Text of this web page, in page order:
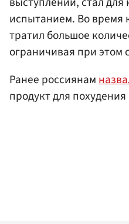
испытанием. Во время
тратил большое
ограничивая при этом
Ранее россиянам
продукт для